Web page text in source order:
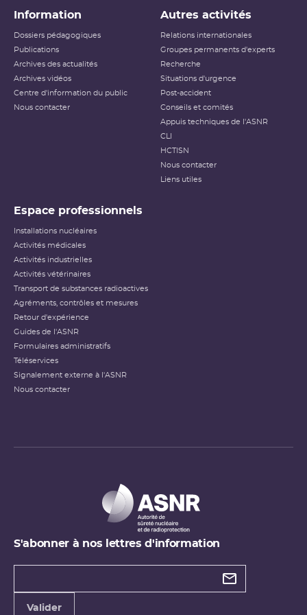
Information
Dossiers pédagogiques
Publications
Archives des actualités
Archives vidéos
Centre d'information du public
Nous contacter
Autres activités
Relations internationales
Groupes permanents d'experts
Recherche
Situations d'urgence
Post-accident
Conseils et comités
Appuis techniques de l'ASNR
CLI
HCTISN
Nous contacter
Liens utiles
Espace professionnels
Installations nucléaires
Activités médicales
Activités industrielles
Activités vétérinaires
Transport de substances radioactives
Agréments, contrôles et mesures
Retour d'expérience
Guides de l'ASNR
Formulaires administratifs
Téléservices
Signalement externe à l'ASNR
Nous contacter
S'abonner à nos lettres d'information
Types de
Valider